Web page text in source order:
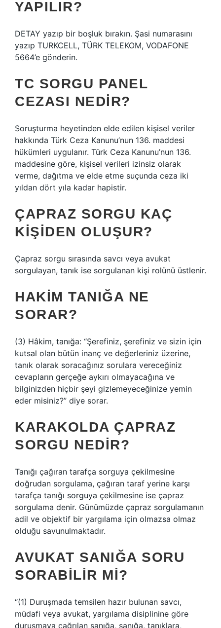
YAPILIR?
DETAY yazıp bir boşluk bırakın. Şasi numarasını
yazıp TURKCELL, TÜRK TELEKOM, VODAFONE
5664’e gönderin.
TC SORGU PANEL
CEZASI NEDIR?
Soruşturma heyetinden elde edilen kişisel veriler
hakkında Türk Ceza Kanunu’nun 136. maddesi
hükümleri uygulanır. Türk Ceza Kanunu’nun 136.
maddesine göre, kişisel verileri izinsiz olarak
verme, dağıtma ve elde etme suçunda ceza iki
yıldan dört yıla kadar hapistir.
ÇAPRAZ SORGU KAÇ
KIŞIDEN OLUŞUR?
Çapraz sorgu sırasında savcı veya avukat
sorgulayan, tanık ise sorgulanan kişi rolünü üstlenir.
HAKIM TANIĞA NE
SORAR?
(3) Hâkim, tanığa: “Şerefiniz, şerefiniz ve sizin için
kutsal olan bütün inanç ve değerleriniz üzerine,
tanık olarak soracağınız sorulara vereceğiniz
cevapların gerçeğe aykırı olmayacağına ve
bilginizden hiçbir şeyi gizlemeyeceğinize yemin
eder misiniz?” diye sorar.
KARAKOLDA ÇAPRAZ
SORGU NEDIR?
Tanığı çağıran tarafça sorguya çekilmesine
doğrudan sorgulama, çağıran taraf yerine karşı
tarafça tanığı sorguya çekilmesine ise çapraz
sorgulama denir. Günümüzde çapraz sorgulamanın
adil ve objektif bir yargılama için olmazsa olmaz
olduğu savunulmaktadır.
AVUKAT SANIĞA SORU
SORABILIR MI?
“(1) Duruşmada temsilen hazır bulunan savcı,
müdafi veya avukat, yargılama disiplinine göre
duruşmaya çağrılan sanığa, sanığa, tanıklara,